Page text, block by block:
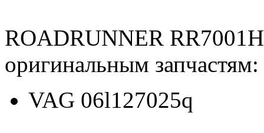
ROADRUNNER
оригинальным запчастям:
VAG 06l127025q